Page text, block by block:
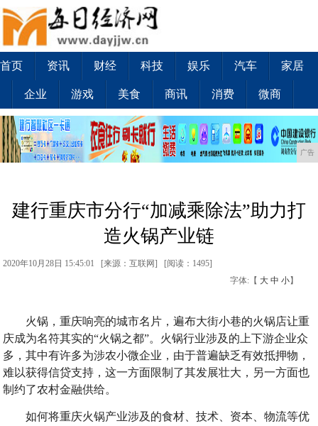
首页 资讯 财经 科技 娱乐 汽车 家居
企业 游戏 美食 商讯 消费 微商
广告
建行重庆市分行“加减乘除法”助力打
造火锅产业链
2020年10月28日 15:45:01 [来源：互联网] [阅读：1495]
字体:【 大 中 小】
火锅，重庆响亮的城市名片，遍布大街小巷的火锅店让重
庆成为名符其实的“火锅之都”。火锅行业涉及的上下游企业众
多，其中有许多为涉农小微企业，由于普遍缺乏有效抵押物，
难以获得信贷支持，这一方面限制了其发展壮大，另一方面也
制约了农村金融供给。
如何将重庆火锅产业涉及的食材、技术、资本、物流等优